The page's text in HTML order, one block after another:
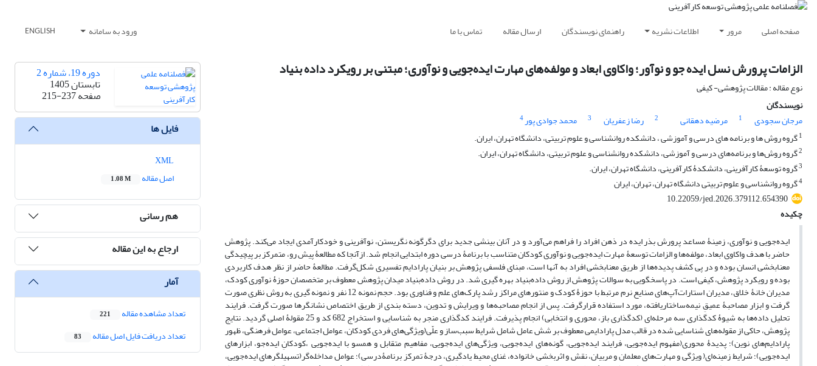
صفحه اصلی مرور اطلاعات نشریه راهنمای نویسندگان ارسال مقاله تماس با ما ورود به سامانه ENGLISH
الزامات پرورش نسل ایده جو و نوآور؛ واکاوی ابعاد و مولفه‌های مهارت‌ ایده‌جویی و نوآوری؛ مبتنی بر رویکرد داده بنیاد
نوع مقاله : مقالات پژوهشی- کیفی
نویسندگان
مرجان سجودی
1 مرضیه دهقانی 2 رضا زعفریان 3 محمد جوادی پور4
1گروه روش ها و برنامه های درسی و آموزشی ، دانشکده روانشناسی و علوم تربیتی، دانشگاه تهران، ایران.
2گروه روش‌ها و برنامه‌های درسی و آموزشی، دانشکده روانشناسی و علوم تربیتی، دانشگاه تهران، ایران.
3گروه توسعۀ کارآفرینی، دانشکدۀ کارآفرینی، دانشگاه تهران، ایران.
4گروه روانشناسی و علوم تربیتی دانشگاه تهران، تهران، ایران
10.22059/jed.2026.379112.654390
چکیده
ایده‌جویی و نوآوری، زمینۀ مساعد پرورش بذر ایده در ذهن افراد را فراهم می‌آورد و در آنان بینشی‌ جدید برای دگرگونه نگریستن، نوآفرینی و خودکارآمدی ایجاد می‌کند. پژوهش
حاضر با هدف واکاوی ابعاد، مولفه‌ها و الزامات توسعۀ مهارت‌ ایده‌جویی و نوآوری کودکان متناسب با برنامۀ درسی دوره ابتدایی انجام شد. ازآنجا که مطالعۀ پیش رو، متمرکز بر پیچیدگی
معنابخشی انسان بوده و در پی کشف پدیده‌ها از طریق معنابخشی افراد به آنها است، مبنای فلسفی پژوهش بر بنیان پارادایم تفسیری شکل‌گرفت. مطالعۀ حاضر از نظر هدف کاربردی
بوده و رویکرد پژوهش، کیفی است. در پاسخگویی به سوالات پژوهش از روش داده‌بنیاد بهره گیری شد. در روش داده‌بنیاد میدان پژوهش معطوف بر متخصصان حوزۀ نوآوری کودک،
مدیران خانۀ خلاق، مدیران استارات‌آپ‌های صنایع نرم مرتبط با حوزۀ کودک و منتورهای مراکز رشد پارک‌های علم و فناوری بود. حجم نمونه 12 نفر و نمونه گیری به روش نظری صورت
گرفت و ابزار مصاحبۀ عمیقِ نیمه‌ساختاریافته، مورد استفاده قرارگرفت. پس از انجام مصاحبه‌ها و ویرایش و تدوین، دسته بندی از طریق اختصاص نشانگرها صورت گرفت. فرایند
تحلیل داده‌ها به شیوۀ کدگذاری سه مرحله‌ای (کدگذاری باز، محوری و انتخابی) انجام پذیرفت. فرایند کدگذاری منجر به شناسایی و استخراج 682 کد و 25 مقولۀ اصلی گردید. نتایج
پژوهش، حاکی از مقوله‌های شناسایی شده در قالب مدل پارادایمی معطوف بر شش عامل شامل شرایط سبب‌ساز و علّی(ویژگی‌های فردی کودکان، عوامل اجتماعی، عوامل فرهنگی، ظهور
پارادایم‌های نوین)؛ پدیدۀ محوری(مفهوم ایده‌جویی، فرایند ایده‌جویی، گونه‌های ایده‌جویی، ویژگی‌های ایده‌جویی، مفاهیم متقابل و همسو با ایده‌جویی ،کودکانِ ایده‌جو، ابزارهای
ایده‌جویی)؛ شرایط زمینه‌ای( ویژگی و مهارت‌های معلمان و مربیان، نقش و اثربخشی خانواده، غنای محیط یادگیری، درجۀ تمرکز برنامۀ‌درسی)؛ عوامل مداخله‌گر(تسهیلگرهای ایده‌جویی،
دوره 19، شماره 2
تابستان 1405
صفحه215-237
فایل ها
اصل مقاله
1.08 M
هم رسانی
ارجاع به این مقاله
آمار
تعداد مشاهده مقاله 221
تعداد دریافت فایل اصل مقاله 83